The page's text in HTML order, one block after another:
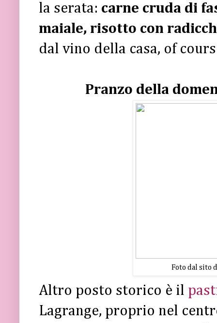
la serata: carne cruda di
maiale, risotto con
dal vino della casa, of
Pranzo della
Foto dal sito
Altro posto storico è il
Lagrange, proprio nel